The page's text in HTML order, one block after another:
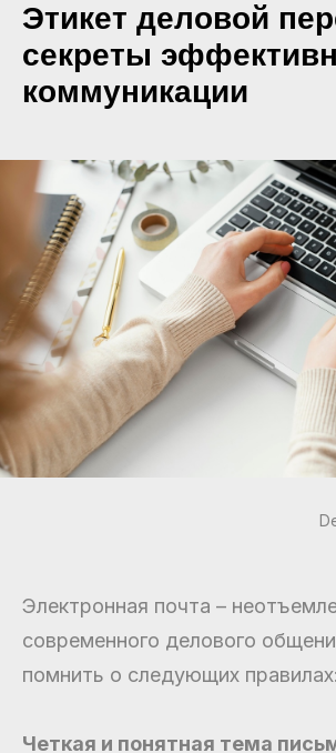
Этикет деловой
секреты
коммуникации
Электронная почта –
современного делового
помнить о следующих правилах:
Четкая и понятная тема